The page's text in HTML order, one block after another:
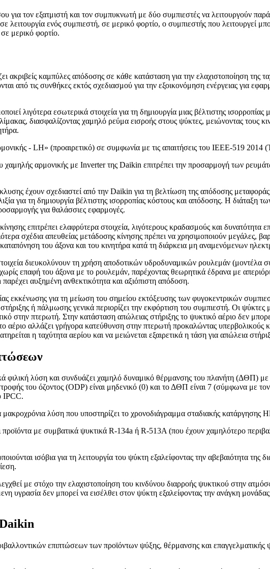
για τον εξατμιστή και τον συμπυκνωτή με δύο συμπιεστές να λειτουργούν
σε λειτουργία ενός συμπιεστή, σε μερικό φορτίο, ο συμπιεστής που λειτουργεί
μερικό φορτίο.
ακριβείς καμπύλες απόδοσης σε κάθε κατάσταση για την ελαχιστοποίηση της
από τις συνθήκες εκτός σχεδιασμού για την εξοικονόμηση ενέργειας για
λιγότερα εσωτερικά στοιχεία για τη δημιουργία μιας βέλτιστης
διασφαλίζοντας χαμηλό ρεύμα εισροής στους ψύκτες, μειώνοντας τους
- LH» (προαιρετικό) σε συμφωνία με τις απαιτήσεις του IEEE-519 2014
χαμηλής αρμονικής με Inverter της Daikin επιτρέπει την προσαρμογή των
έχουν σχεδιαστεί από την Daikin για τη βελτίωση της απόδοσης
για τη δημιουργία βέλτιστης ισορροπίας κόστους και απόδοσης. Η διάταξη
για θαλάσσιες εφαρμογές.
επιτρέπει ελαφρύτερα στοιχεία, λιγότερους κραδασμούς και
σχέδια απευθείας μετάδοσης κίνησης πρέπει να χρησιμοποιούν μεγάλες,
του άξονα και του κινητήρα κατά τη διάρκεια μη αναμενόμενων
διευκολύνουν τη χρήση αποδοτικών υδροδυναμικών ρουλεμάν (μοντέλα
χωρίς επαφή του άξονα με το ρουλεμάν, παρέχοντας θεωρητικά έδρανα με
αυξημένη ανθεκτικότητα και αξιόπιστη απόδοση.
εκκένωσης για τη μείωση του σημείου εκτόξευσης των φυγοκεντρικών
ή πάλμωσης γενικά περιορίζει την εκφόρτιση του συμπιεστή. Οι
στην πτερωτή. Στην κατάσταση απώλειας στήριξης το ψυκτικό αέριο δεν
αέριο αλλάζει γρήγορα κατεύθυνση στην πτερωτή προκαλώντας
η ταχύτητα αερίου και να μειώνεται εξαιρετικά η τάση για απώλεια
φιλική λύση και συνδυάζει χαμηλό δυναμικό θέρμανσης του πλανήτη (ΔΘΠ)
του όζοντος (ODP) είναι μηδενικό (0) και το ΔΘΠ είναι 7 (σύμφωνα με
IPCC.
λύση που υποστηρίζει το χρονοδιάγραμμα σταδιακής κατάργησης
με συμβατικά ψυκτικά R-134a ή R-513A (που έχουν χαμηλότερο
ισόβια για τη λειτουργία του ψύκτη εξαλείφοντας την αβεβαιότητα της
με στόχο την ελαχιστοποίηση του κινδύνου διαρροής ψυκτικού στην
υγρασία δεν μπορεί να εισέλθει στον ψύκτη εξαλείφοντας την ανάγκη
Daikin
επιπτώσεων των προϊόντων ψύξης, θέρμανσης και επαγγελματικής